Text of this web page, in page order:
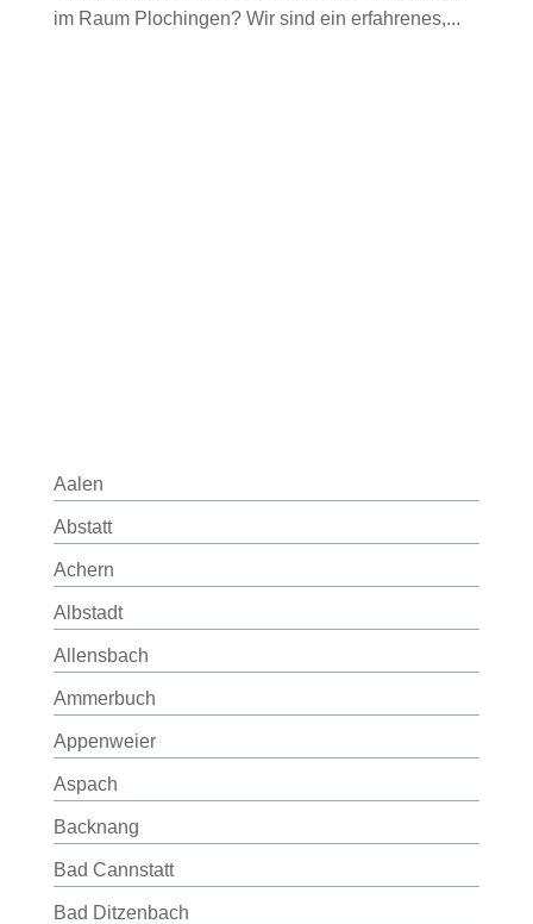
im Raum Plochingen? Wir sind ein erfahrenes,...
Aalen
Abstatt
Achern
Albstadt
Allensbach
Ammerbuch
Appenweier
Aspach
Backnang
Bad Cannstatt
Bad Ditzenbach